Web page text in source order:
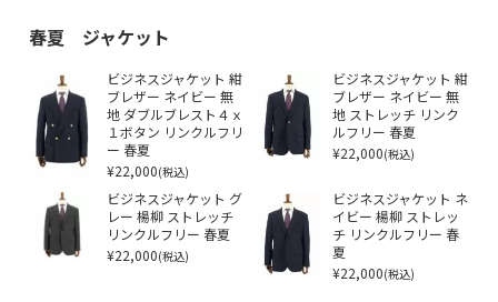
春夏 ジャケット
ビジネスジャケット 紺
ブレザー ネイビー 無
地 ダブルブレスト４ｘ
１ボタン リンクルフリ
ー 春夏
¥22,000(税込)
ビジネスジャケット 紺
ブレザー ネイビー 無
地 ストレッチ リンク
ルフリー 春夏
¥22,000(税込)
ビジネスジャケット グ
レー 楊柳 ストレッチ
リンクルフリー 春夏
¥22,000(税込)
ビジネスジャケット ネ
イビー 楊柳 ストレッ
チ リンクルフリー 春
夏
¥22,000(税込)